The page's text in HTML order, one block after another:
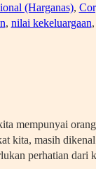
(Harganas),
, nilai kekeluargaan,
orang
kita, masih
perhatian dari